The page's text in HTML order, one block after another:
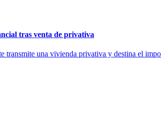
tras venta de privativa
una vivienda privativa y destina el